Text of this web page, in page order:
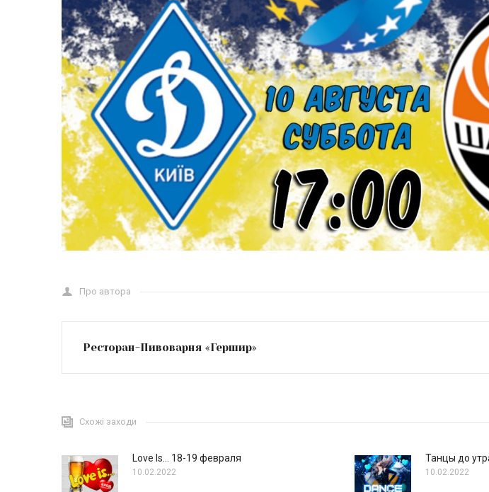
Про автора
Ресторан-Пивоварня «Гершир»
Схожі заходи
Love Is… 18-19 февраля
10.02.2022
Танцы до
10.02.2022